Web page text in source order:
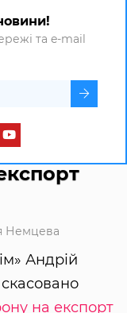
та e-mail
Немцева
Андрій
на експорт